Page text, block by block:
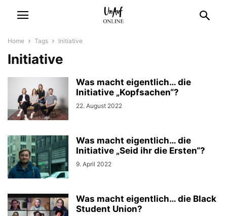
Home Tags Initiative
Initiative
Was macht eigentlich… die
Initiative „Kopfsachen“?
22. August 2022
Was macht eigentlich… die
Initiative „Seid ihr die Ersten“?
9. April 2022
Was macht eigentlich… die Black
Student Union?